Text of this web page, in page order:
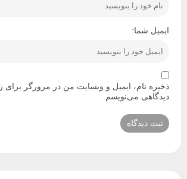
ایمیل شما:
ذخیره نام، ایمیل و وبسایت من در مرورگر برای
دیدگاهی می‌نویسم.